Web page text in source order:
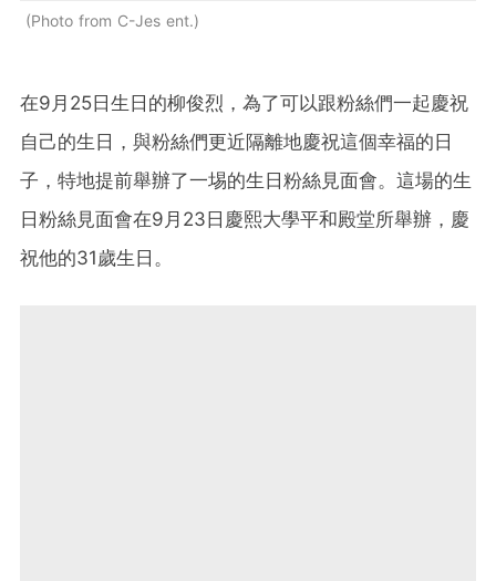
Photo from C-Jes ent.
在9月25日生日的柳俊烈，為了可以跟粉絲們一起慶祝
自己的生日，與粉絲們更近隔離地慶祝這個幸福的日
子，特地提前舉辦了一埸的生日粉絲見面會。這場的生
日粉絲見面會在9月23日慶熙大學平和殿堂所舉辦，慶
祝他的31歲生日。